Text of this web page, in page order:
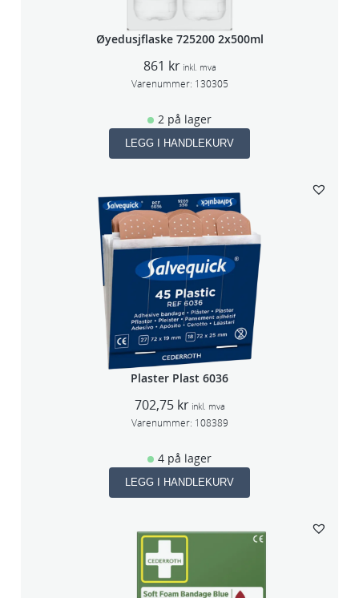
Øyedusjflaske 725200 2x500ml
861 kr inkl. mva
Varenummer: 130305
2 på lager
LEGG I HANDLEKURV
Plaster Plast 6036
702,75 kr inkl. mva
Varenummer: 108389
4 på lager
LEGG I HANDLEKURV